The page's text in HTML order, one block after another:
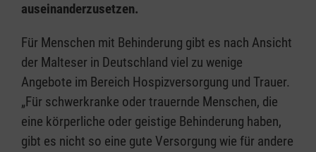
auseinanderzusetzen.
Für Menschen mit Behinderung gibt es nach Ansicht
der Malteser in Deutschland viel zu wenige
Angebote im Bereich Hospizversorgung und Trauer.
„Für schwerkranke oder trauernde Menschen, die
eine körperliche oder geistige Behinderung haben,
gibt es nicht so eine gute Versorgung wie für andere